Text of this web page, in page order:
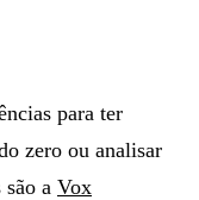
para ter
zero ou analisar
a Vox